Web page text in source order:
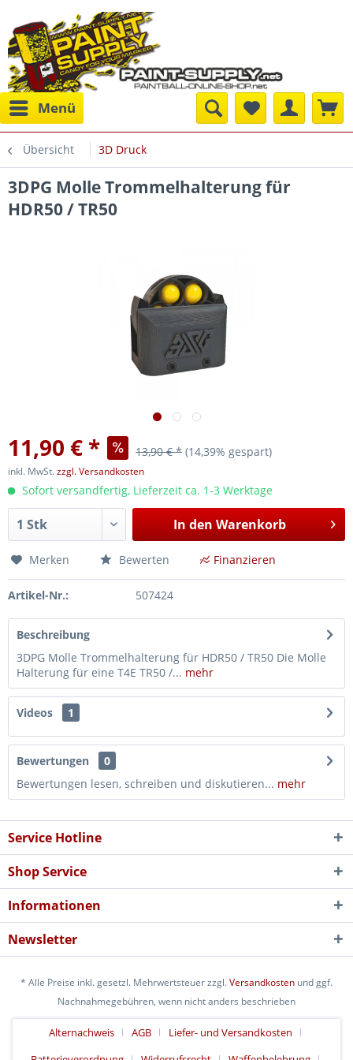
Menü
Übersicht 3D Druck
3DPG Molle Trommelhalterung für
HDR50 / TR50
11,90 € * 13,90 € * (14,39% gespart)
inkl. MwSt.zzgl. Versandkosten
Sofort versandfertig, Lieferzeit ca. 1-3 Werktage
In den Warenkorb
Merken Bewerten Finanzieren
Artikel-Nr.: 507424
Beschreibung
3DPG Molle Trommelhalterung für HDR50 / TR50 Die Molle
Halterung für eine T4E TR50 /... mehr
Videos 1
Bewertungen
0
Bewertungen lesen, schreiben und diskutieren... mehr
Service Hotline
Shop Service
Informationen
Newsletter
* Alle Preise inkl. gesetzl. Mehrwertsteuer zzgl.Versandkosten und ggf.
Nachnahmegebühren, wenn nicht anders beschrieben
Alternachweis AGB
Liefer- und Versandkosten